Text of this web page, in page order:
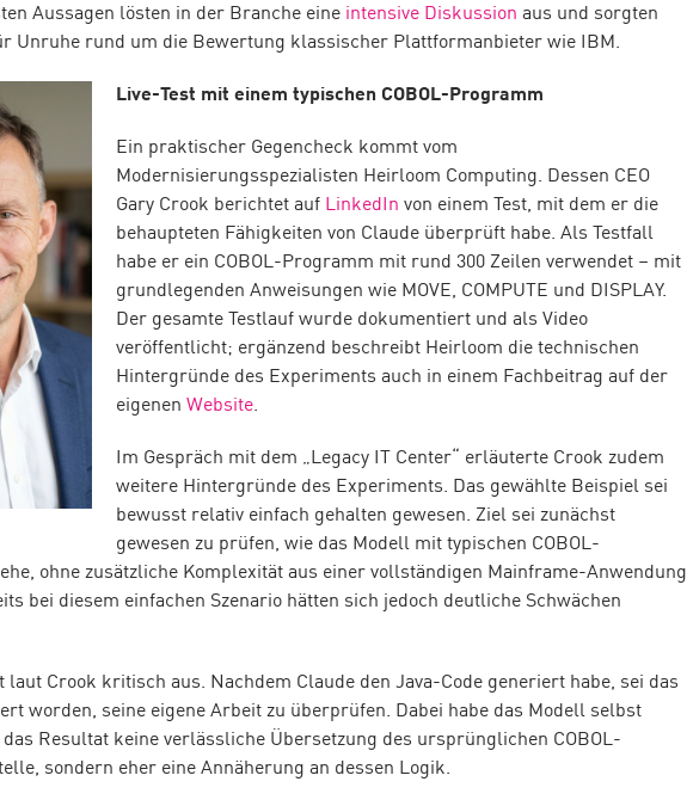
Aussagen lösten in der Branche eine intensive Diskussion aus und sorgten
Unruhe rund um die Bewertung klassischer Plattformanbieter wie IBM.
Live-Test mit einem typischen COBOL-Programm
Ein praktischer Gegencheck kommt vom
Modernisierungsspezialisten Heirloom Computing. Dessen CEO
Gary Crook berichtet auf LinkedIn von einem Test, mit dem er die
behaupteten Fähigkeiten von Claude überprüft habe. Als Testfall
habe er ein COBOL-Programm mit rund 300 Zeilen verwendet – mit
grundlegenden Anweisungen wie MOVE, COMPUTE und DISPLAY.
Der gesamte Testlauf wurde dokumentiert und als Video
veröffentlicht; ergänzend beschreibt Heirloom die technischen
Hintergründe des Experiments auch in einem Fachbeitrag auf der
eigenen Website.
Im Gespräch mit dem „Legacy IT Center“ erläuterte Crook zudem
weitere Hintergründe des Experiments. Das gewählte Beispiel sei
bewusst relativ einfach gehalten gewesen. Ziel sei zunächst
gewesen zu prüfen, wie das Modell mit typischen COBOL-
ohne zusätzliche Komplexität aus einer vollständigen Mainframe-Anwendung
bei diesem einfachen Szenario hätten sich jedoch deutliche Schwächen
laut Crook kritisch aus. Nachdem Claude den Java-Code generiert habe, sei das
worden, seine eigene Arbeit zu überprüfen. Dabei habe das Modell selbst
Resultat keine verlässliche Übersetzung des ursprünglichen COBOL-
sondern eher eine Annäherung an dessen Logik.